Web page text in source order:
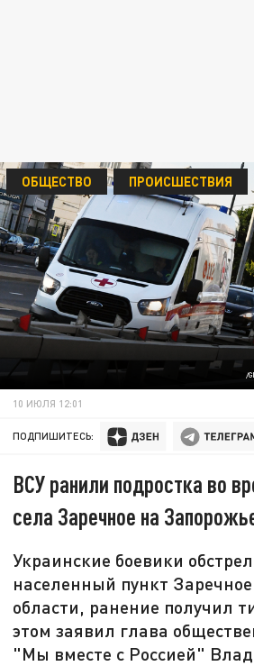
/
ОБЩЕСТВО ПРОИСШЕСТВИЯ
10 ИЮЛЯ 12:01
ПОДПИШИТЕСЬ:
ВСУ ранили подростка во
села Заречное на
Украинские боевики
населенный пункт
области, ранение получил
этом заявил глава
"Мы вместе с Россией"